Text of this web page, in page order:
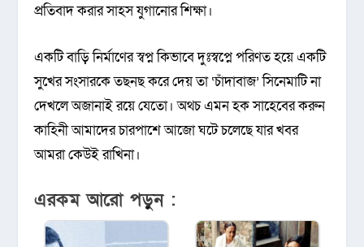
প্রতিবাদ করার সাহস যুগানোর শিক্ষা।
একটি বাড়ি নির্মাণের স্বপ্ন কিভাবে দুঃস্বপ্নে পরিণত হয়ে একটি
সুখের সংসারকে তছনছ করে দেয় তা ‘চাঁদাবাজ’ সিনেমাটি না
দেখলে অজানাই রয়ে যেতো। অথচ এমন হক সাহেবের করুন
কাহিনী আমাদের চারপাশে আজো ঘটে চলেছে যার খবর
আমরা কেউই রাখিনা।
এরকম আরো পড়ুন :